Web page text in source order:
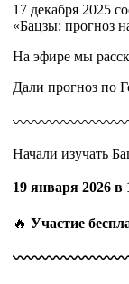
17 декабря 2025
«Бацзы: прогноз
На эфире мы
Дали прогноз по
〰️〰️〰️〰️〰️〰️〰️
Начали изучать
19 января 2026
🔥 Участие
〰️〰️〰️〰️〰️〰️〰️